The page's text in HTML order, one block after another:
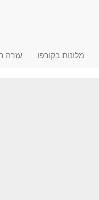
עזרה מלונות בקורפו